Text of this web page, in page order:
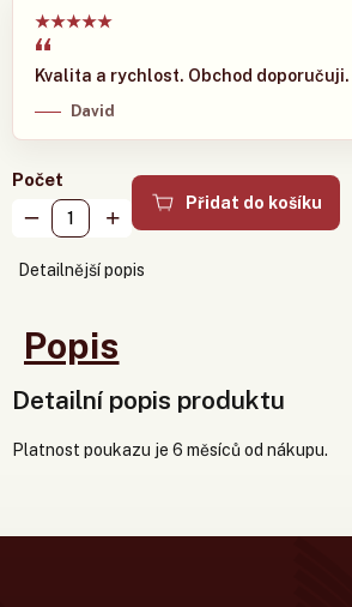
★★★★★
Kvalita a rychlost. Obchod doporučuji.
David
Počet
Přidat do košíku
Detailnější popis
Popis
Detailní popis produktu
Platnost poukazu je 6 měsíců od nákupu.